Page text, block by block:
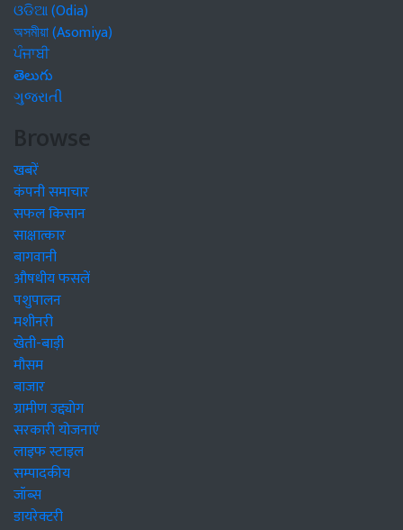
ଓଡିଆ (Odia)
অসমীয়া (Asomiya)
ਪੰਜਾਬੀ
తెలుగు
ગુજરાતી
Browse
खबरें
कंपनी समाचार
सफल किसान
साक्षात्कार
बागवानी
औषधीय फसलें
पशुपालन
मशीनरी
खेती-बाड़ी
मौसम
बाजार
ग्रामीण उद्द्योग
सरकारी योजनाएं
लाइफ स्टाइल
सम्पादकीय
जॉब्स
डायरेक्टरी